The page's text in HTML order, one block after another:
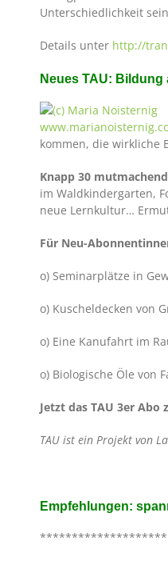
Unterschiedlichkeit
Details unter http://
Neues TAU:
kommen, die wirkliche
Knapp 30
im Waldkindergarten,
neue Lernkultur…
Für Neu-
o) Seminarplätze in
o) Kuscheldecken von
o) Eine Kanufahrt im
o) Biologische Öle von
Jetzt das TAU 3er Abo
TAU ist ein Projekt von
Empfehlungen:
********************